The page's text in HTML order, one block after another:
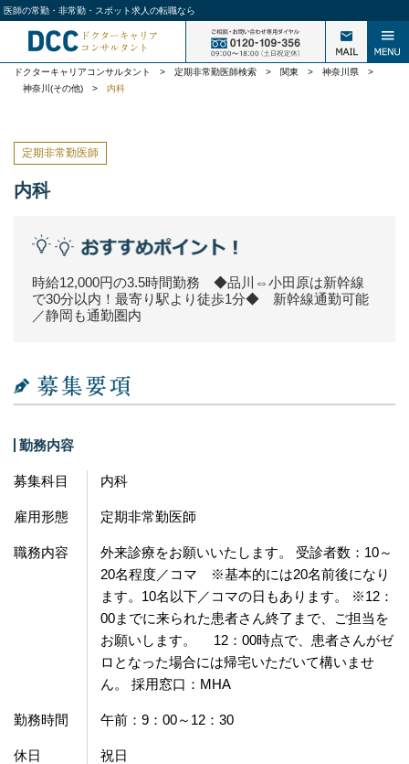
医師の常勤・非常勤・スポット求人の転職なら
ドクターキャリアコンサルタント > 定期非常勤医師検索 > 関東 > 神奈川県 >
神奈川(その他) > 内科
定期非常勤医師
内科
時給12,000円の3.5時間勤務 ◆品川⇔小田原は新幹線
で30分以内！最寄り駅より徒歩1分◆ 新幹線通勤可能
／静岡も通勤圏内
勤務内容
募集科目 内科
雇用形態 定期非常勤医師
職務内容
外来診療をお願いいたします。 受診者数：10～
20名程度／コマ ※基本的には20名前後になり
ます。10名以下／コマの日もあります。 ※12：
00までに来られた患者さん終了まで、ご担当を
お願いします。 12：00時点で、患者さんがゼ
ロとなった場合には帰宅いただいて構いませ
ん。 採用窓口：MHA
勤務時間 午前：9：00～12：30
休日 祝日